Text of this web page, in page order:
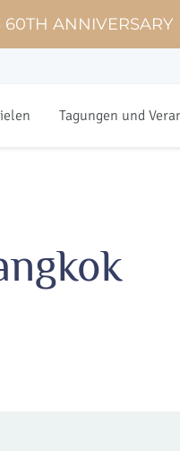
60TH ANNIVERSARY
Tagungen und